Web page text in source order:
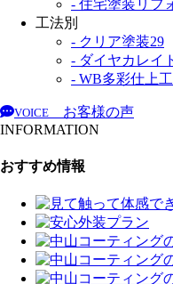
- 住宅塗装リフ
工法別
- クリア塗装29
- ダイヤカレイ
- WB多彩仕上
VOICE
お客様の声
INFORMATION
おすすめ情報